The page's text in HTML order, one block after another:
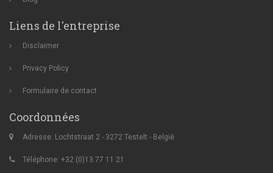
Liens de l'entreprise
Disclaimer
Privacy Policy
Formulaire de contact
Coordonnées
Adresse: Lochtstraat 2 - 3272 Testelt - België
Téléphone: +32 (0)13 77 11 21